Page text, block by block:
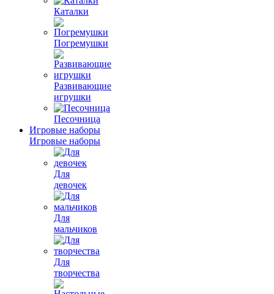
Каталки
Погремушки
Развивающие
игрушки
Песочница
Игровые наборы
Игровые наборы
Для
девочек
Для
мальчиков
Для
творчества